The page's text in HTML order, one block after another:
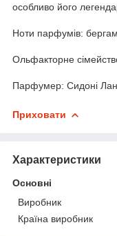
особливо його
Ноти парфумів:
Ольфакторне
Парфумер: Сидоні
Приховати
Характеристики
Основні
Виробник
Країна виробник